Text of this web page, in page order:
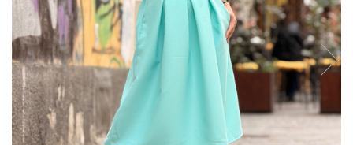
Costume de baie